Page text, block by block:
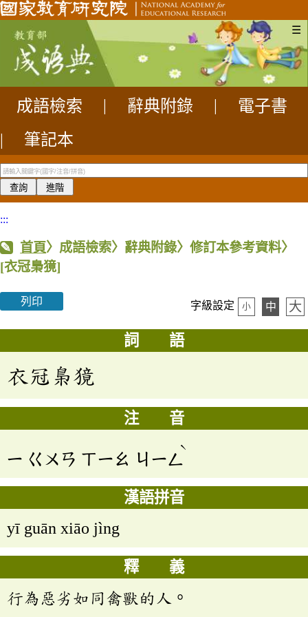
☰
成語檢索 辭典附錄
電子書
|
筆記本
:::
首頁〉成語檢索〉辭典附錄〉修訂本參考資料〉
[衣冠梟獍]
列印 字級設定 小 中 大
詞 語
衣冠梟獍
注 音
ㄧ ㄍㄨㄢ ㄒㄧㄠ ㄐㄧㄥ
ˋ
漢語拼音
yī guān xiāo jìng
釋 義
行為惡劣如同禽獸的人。